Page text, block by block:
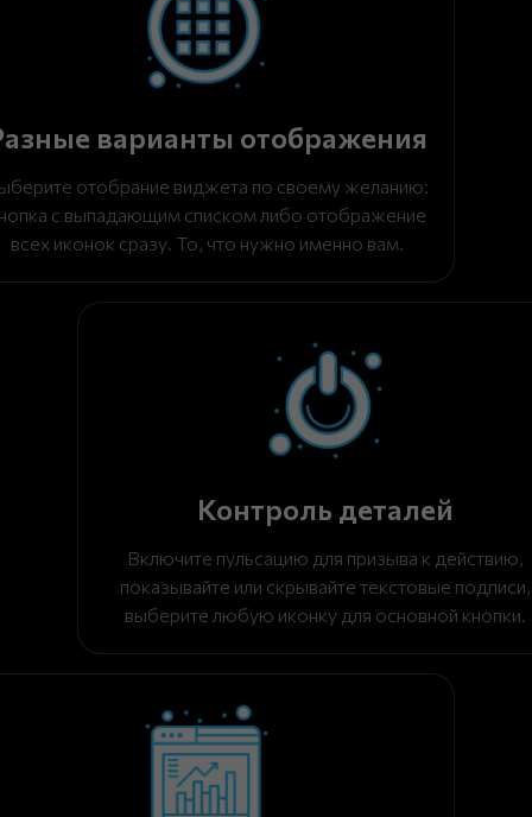
варианты отображения
отобрание виджета по своему желанию:
с выпадающим списком либо отображение
всех иконок сразу. То, что нужно именно вам.
Контроль деталей
Включите пульсацию для призыва к действию,
показывайте или скрывайте текстовые подписи,
выберите любую иконку для основной кнопки.